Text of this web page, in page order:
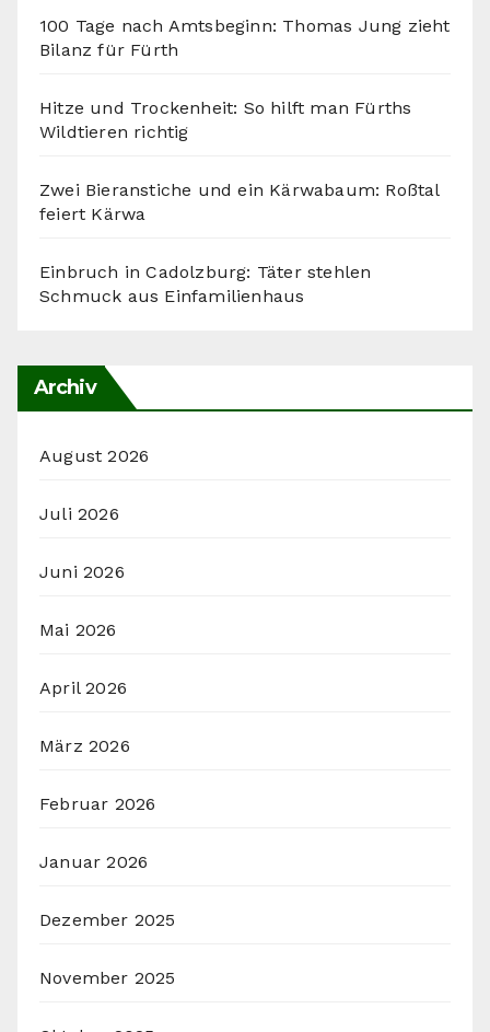
100 Tage nach Amtsbeginn: Thomas Jung zieht
Bilanz für Fürth
Hitze und Trockenheit: So hilft man Fürths
Wildtieren richtig
Zwei Bieranstiche und ein Kärwabaum: Roßtal
feiert Kärwa
Einbruch in Cadolzburg: Täter stehlen
Schmuck aus Einfamilienhaus
Archiv
August 2026
Juli 2026
Juni 2026
Mai 2026
April 2026
März 2026
Februar 2026
Januar 2026
Dezember 2025
November 2025